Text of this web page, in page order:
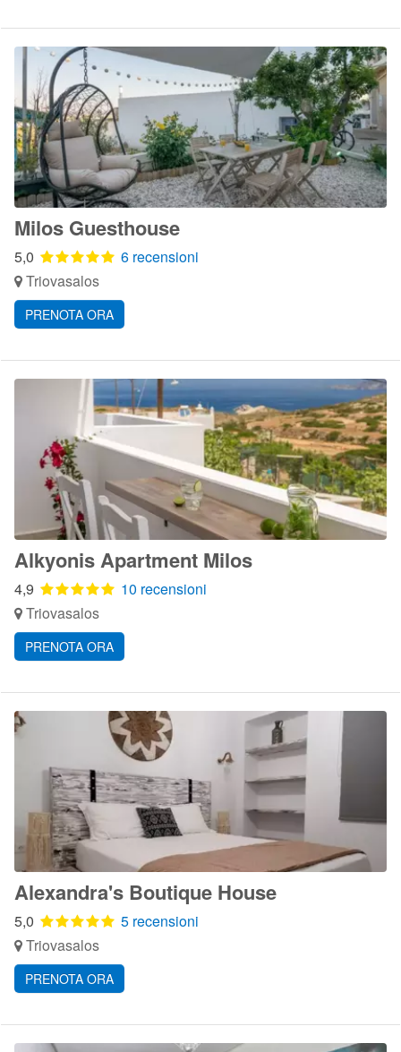
Milos Guesthouse
5,0
6 recensioni
Triovasalos
PRENOTA ORA
Alkyonis Apartment Milos
4,9
10 recensioni
Triovasalos
PRENOTA ORA
Alexandra's Boutique House
5,0
5 recensioni
Triovasalos
PRENOTA ORA